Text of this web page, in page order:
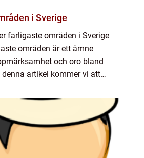
i Sverige
farligaste områden i Sverige
områden är ett ämne
och oro bland
artikel kommer vi att
olika typer av farligaste